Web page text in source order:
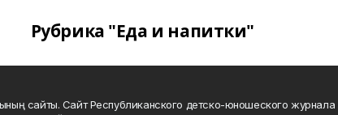
Рубрика "Еда и напитки"
сайты. Сайт Республиканского детско-юношеского